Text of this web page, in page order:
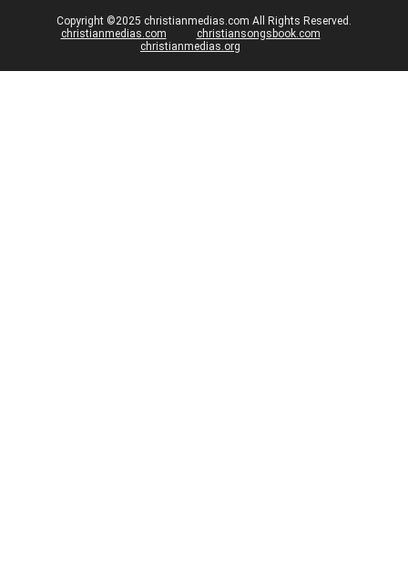
Copyright ©2025 christianmedias.com All Rights Reserved.
christianmedias.com
christiansongsbook.com
christianmedias.org